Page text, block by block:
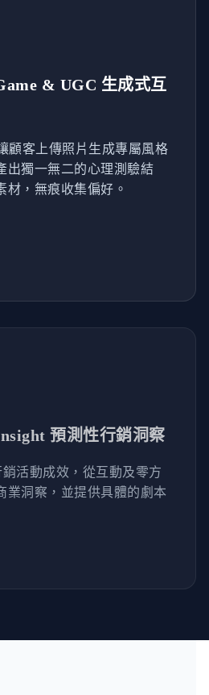
& UGC 生成式互
顧客上傳照片生成專屬風格
出獨一無二的心理測驗結
材，無痕收集偏好。
預測性行銷洞察
活動成效，從互動及零方
業洞察，並提供具體的劇本